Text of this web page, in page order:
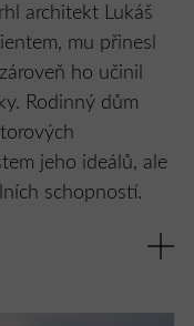
architekt Lukáš
mu přinesl
ho učinil
Rodinný dům
jeho ideálů, ale
schopností.
pozemku, při